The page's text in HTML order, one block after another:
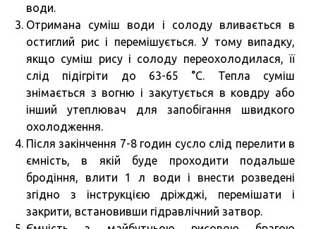
води.
Отримана суміш води і солоду вливається в
остиглий рис і перемішується. У тому випадку,
якщо суміш рису і солоду переохолодилася, її
слід підігріти до 63-65 °C. Тепла суміш
знімається з вогню і закутується в ковдру або
інший утеплювач для запобігання швидкого
охолодження.
Після закінчення 7-8 годин сусло слід перелити в
ємність, в якій буде проходити подальше
бродіння, влити 1 л води і внести розведені
згідно з інструкцією дріжджі, перемішати і
закрити, встановивши гідравлічний затвор.